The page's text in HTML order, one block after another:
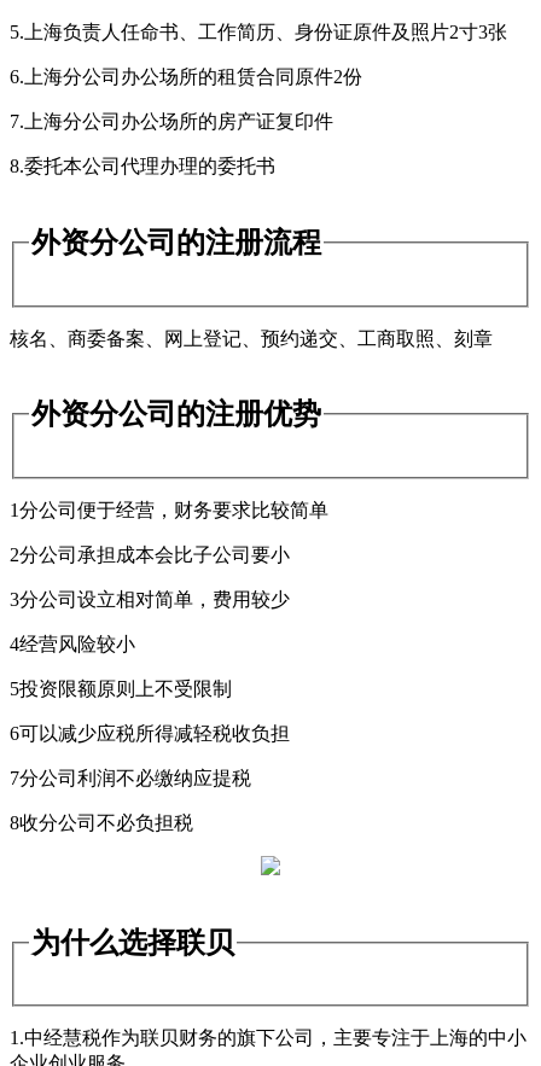
5.上海负责人任命书、工作简历、身份证原件及照片2寸3张
6.上海分公司办公场所的租赁合同原件2份
7.上海分公司办公场所的房产证复印件
8.委托本公司代理办理的委托书
外资分公司的注册流程
核名、商委备案、网上登记、预约递交、工商取照、刻章
外资分公司的注册优势
1分公司便于经营，财务要求比较简单
2分公司承担成本会比子公司要小
3分公司设立相对简单，费用较少
4经营风险较小
5投资限额原则上不受限制
6可以减少应税所得减轻税收负担
7分公司利润不必缴纳应提税
8收分公司不必负担税
为什么选择联贝
1.中经慧税作为联贝财务的旗下公司，主要专注于上海的中小